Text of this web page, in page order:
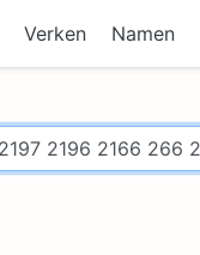
Verken Namen